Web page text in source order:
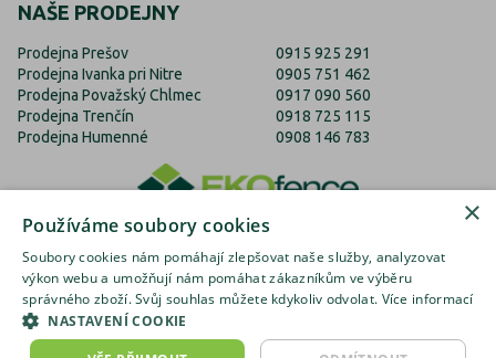
NAŠE PRODEJNY
Prodejna Prešov
Prodejna Ivanka pri Nitre
Prodejna Považský Chlmec
Prodejna Trenčín
Prodejna Humenné
0915 925 291
0905 751 462
0917 090 560
0918 725 115
0908 146 783
EKOfence.cz EKOfence.sk EKOfence.com
×
Používáme soubory cookies
Soubory cookies nám pomáhají zlepšovat naše služby, analyzovat
výkon webu a umožňují nám pomáhat zákazníkům ve výběru
správného zboží. Svůj souhlas můžete kdykoliv odvolat. Více informací
NASTAVENÍ COOKIE